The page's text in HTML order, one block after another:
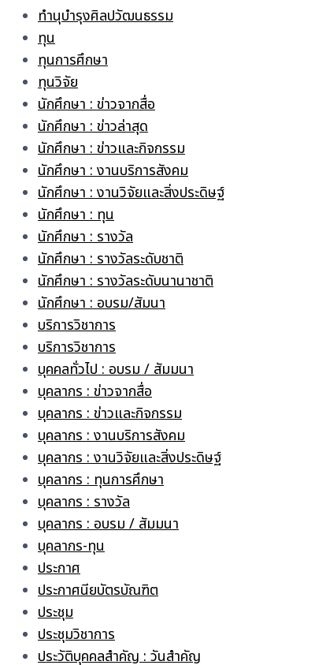
ทำนุบำรุงศิลปวัฒนธรรม
ทุน
ทุนการศึกษา
ทุนวิจัย
นักศึกษา : ข่าวจากสื่อ
นักศึกษา : ข่าวล่าสุด
นักศึกษา : ข่าวและกิจกรรม
นักศึกษา : งานบริการสังคม
นักศึกษา : งานวิจัยและสิ่งประดิษฐ์
นักศึกษา : ทุน
นักศึกษา : รางวัล
นักศึกษา : รางวัลระดับชาติ
นักศึกษา : รางวัลระดับนานาชาติ
นักศึกษา : อบรม/สัมนา
บริการวิชาการ
บริการวิชาการ
บุคคลทั่วไป : อบรม / สัมมนา
บุคลากร : ข่าวจากสื่อ
บุคลากร : ข่าวและกิจกรรม
บุคลากร : งานบริการสังคม
บุคลากร : งานวิจัยและสิ่งประดิษฐ์
บุคลากร : ทุนการศึกษา
บุคลากร : รางวัล
บุคลากร : อบรม / สัมมนา
บุคลากร-ทุน
ประกาศ
ประกาศนียบัตรบัณฑิต
ประชุม
ประชุมวิชาการ
ประวัติบุคคลสำคัญ : วันสำคัญ